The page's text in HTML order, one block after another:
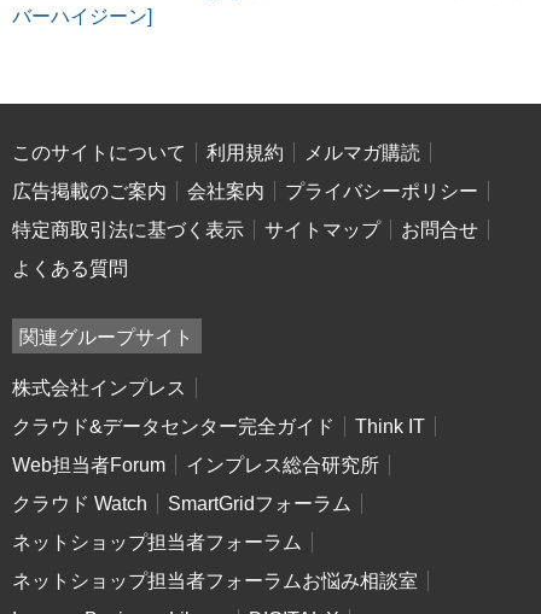
バーハイジーン]
このサイトについて 利用規約
メルマガ購読
広告掲載のご案内
会社案内
プライバシーポリシー
特定商取引法に基づく表示
サイトマップ
お問合せ
よくある質問
関連グループサイト
株式会社インプレス
クラウド&データセンター完全ガイド
Think IT
Web担当者Forum
インプレス総合研究所
クラウド Watch
SmartGridフォーラム
ネットショップ担当者フォーラム
ネットショップ担当者フォーラムお悩み相談室